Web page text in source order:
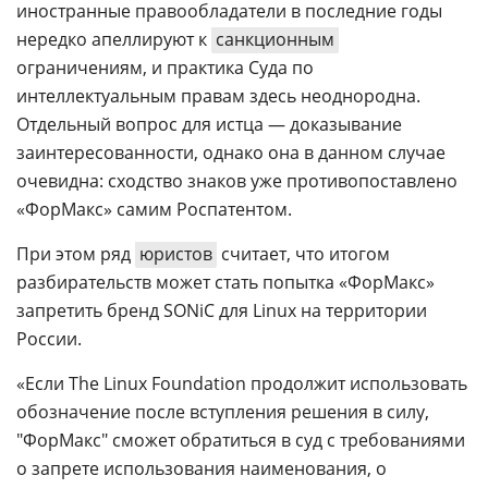
иностранные правообладатели в последние годы
нередко апеллируют к санкционным
ограничениям, и практика Суда по
интеллектуальным правам здесь неоднородна.
Отдельный вопрос для истца — доказывание
заинтересованности, однако она в данном случае
очевидна: сходство знаков уже противопоставлено
«ФорМакс» самим Роспатентом.
При этом ряд юристов считает, что итогом
разбирательств может стать попытка «ФорМакс»
запретить бренд SONiC для Linux на территории
России.
«Если The Linux Foundation продолжит использовать
обозначение после вступления решения в силу,
"ФорМакс" сможет обратиться в суд с требованиями
о запрете использования наименования, о